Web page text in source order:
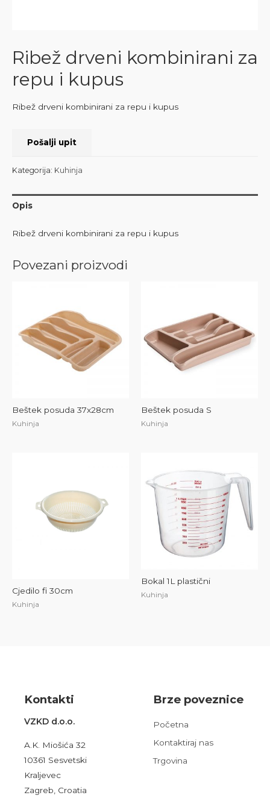
Ribež drveni kombinirani za
repu i kupus
Ribež drveni kombinirani za repu i kupus
Pošalji upit
Kategorija: Kuhinja
Opis
Ribež drveni kombinirani za repu i kupus
Povezani proizvodi
Beštek posuda 37x28cm
Kuhinja
Beštek posuda S
Kuhinja
Cjedilo fi 30cm
Kuhinja
Bokal 1L plastični
Kuhinja
Kontakti
VZKD d.o.o.
A.K. Miošića 32
10361 Sesvetski
Kraljevec
Zagreb, Croatia
Brze poveznice
Početna
Kontaktiraj nas
Trgovina